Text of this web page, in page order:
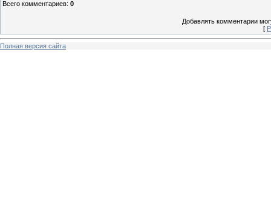
Всего комментариев: 0
Добавлять комментарии
[
Полная версия сайта